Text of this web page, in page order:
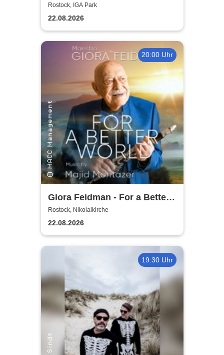
2026
Rostock, IGA Park
22.08.2026
20:00 Uhr
Giora Feidman - For a Better
World
Rostock, Nikolaikirche
22.08.2026
19:30 Uhr